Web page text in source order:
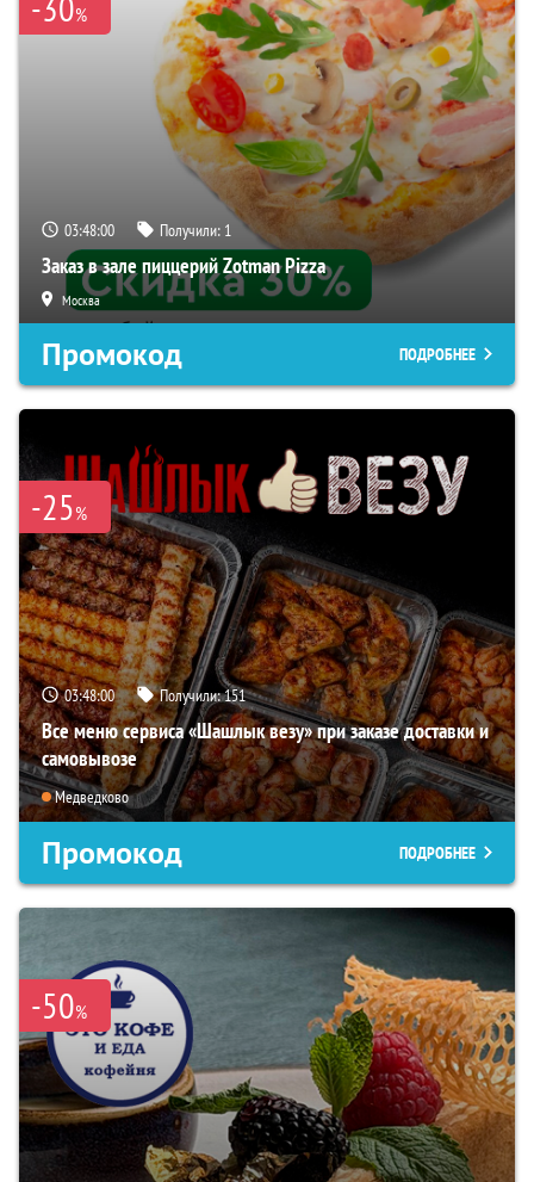
%
03:47:59 Получили: 1
Заказ в зале пиццерий Zotman Pizza
Москва
Промокод ПОДРОБНЕЕ
-25%
03:47:59 Получили:151
Все меню сервиса «Шашлык везу» при заказе доставки и
самовывозе
Медведково
Промокод ПОДРОБНЕЕ
-50%